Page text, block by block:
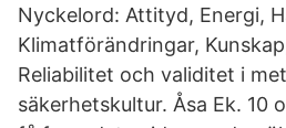
Nyckelord: Attityd, Energi,
Klimatförändringar,
Reliabilitet och validitet i
säkerhetskultur. Åsa Ek. 10